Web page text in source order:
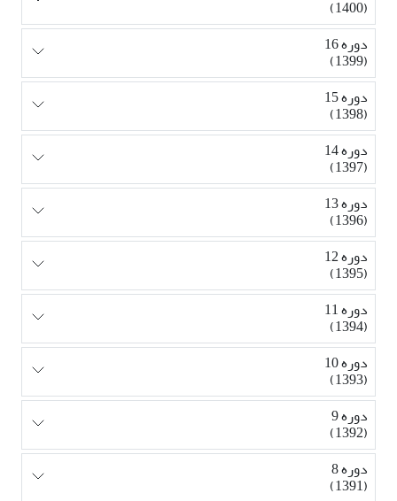
(1400)
دوره 16
(1399)
دوره 15
(1398)
دوره 14
(1397)
دوره 13
(1396)
دوره 12
(1395)
دوره 11
(1394)
دوره 10
(1393)
دوره 9
(1392)
دوره 8
(1391)